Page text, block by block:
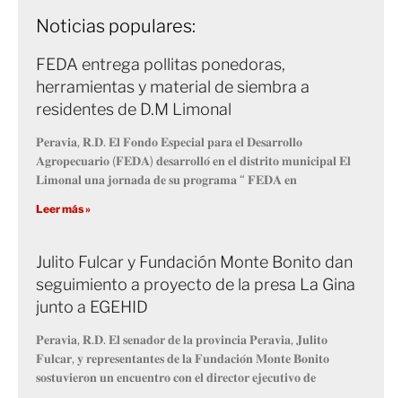
Noticias populares:
FEDA entrega pollitas ponedoras,
herramientas y material de siembra a
residentes de D.M Limonal
𝐏𝐞𝐫𝐚𝐯𝐢𝐚, 𝐑.𝐃. 𝐄𝐥 𝐅𝐨𝐧𝐝𝐨 𝐄𝐬𝐩𝐞𝐜𝐢𝐚𝐥 𝐩𝐚𝐫𝐚 𝐞𝐥 𝐃𝐞𝐬𝐚𝐫𝐫𝐨𝐥𝐥𝐨
𝐀𝐠𝐫𝐨𝐩𝐞𝐜𝐮𝐚𝐫𝐢𝐨 (𝐅𝐄𝐃𝐀) 𝐝𝐞𝐬𝐚𝐫𝐫𝐨𝐥𝐥𝐨́ 𝐞𝐧 𝐞𝐥 𝐝𝐢𝐬𝐭𝐫𝐢𝐭𝐨 𝐦𝐮𝐧𝐢𝐜𝐢𝐩𝐚𝐥 𝐄𝐥
𝐋𝐢𝐦𝐨𝐧𝐚𝐥 𝐮𝐧𝐚 𝐣𝐨𝐫𝐧𝐚𝐝𝐚 𝐝𝐞 𝐬𝐮 𝐩𝐫𝐨𝐠𝐫𝐚𝐦𝐚 “ 𝐅𝐄𝐃𝐀 𝐞𝐧
Leer más »
Julito Fulcar y Fundación Monte Bonito dan
seguimiento a proyecto de la presa La Gina
junto a EGEHID
𝐏𝐞𝐫𝐚𝐯𝐢𝐚, 𝐑.𝐃. 𝐄𝐥 𝐬𝐞𝐧𝐚𝐝𝐨𝐫 𝐝𝐞 𝐥𝐚 𝐩𝐫𝐨𝐯𝐢𝐧𝐜𝐢𝐚 𝐏𝐞𝐫𝐚𝐯𝐢𝐚, 𝐉𝐮𝐥𝐢𝐭𝐨
𝐅𝐮𝐥𝐜𝐚𝐫, 𝐲 𝐫𝐞𝐩𝐫𝐞𝐬𝐞𝐧𝐭𝐚𝐧𝐭𝐞𝐬 𝐝𝐞 𝐥𝐚 𝐅𝐮𝐧𝐝𝐚𝐜𝐢𝐨́𝐧 𝐌𝐨𝐧𝐭𝐞 𝐁𝐨𝐧𝐢𝐭𝐨
𝐬𝐨𝐬𝐭𝐮𝐯𝐢𝐞𝐫𝐨𝐧 𝐮𝐧 𝐞𝐧𝐜𝐮𝐞𝐧𝐭𝐫𝐨 𝐜𝐨𝐧 𝐞𝐥 𝐝𝐢𝐫𝐞𝐜𝐭𝐨𝐫 𝐞𝐣𝐞𝐜𝐮𝐭𝐢𝐯𝐨 𝐝𝐞